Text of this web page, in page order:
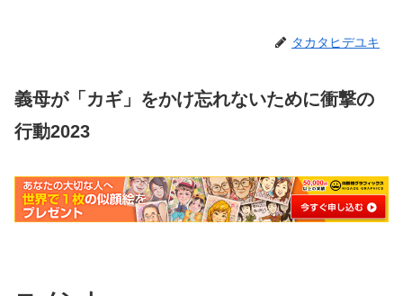
タカタヒデユキ
義母が「カギ」をかけ忘れないために衝撃の
行動2023